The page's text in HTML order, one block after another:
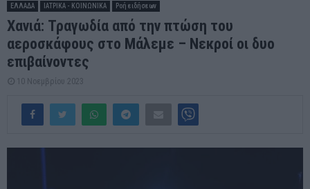
ΕΛΛΑΔΑ ΙΑΤΡΙΚΑ - ΚΟΙΝΩΝΙΚΑ Ροή ειδήσεων
Χανιά: Τραγωδία από την πτώση του
αεροσκάφους στο Μάλεμε – Νεκροί οι δυο
επιβαίνοντες
10 Νοεμβρίου 2023